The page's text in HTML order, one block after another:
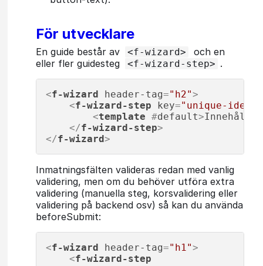
För utvecklare
En guide består av <f-wizard>
och en
eller fler guidesteg
<f-wizard-step> .
<f-wizard header-tag="h2">
<f-wizard-step key="unique-
<template #default>Innehåll
</f-wizard-step>
</f-wizard>
Inmatningsfälten valideras redan med vanlig
validering, men om du behöver utföra extra
validering (manuella steg, korsvalidering eller
validering på backend osv) så kan du använda
beforeSubmit:
<f-wizard header-tag="h1">
<f-wizard-step